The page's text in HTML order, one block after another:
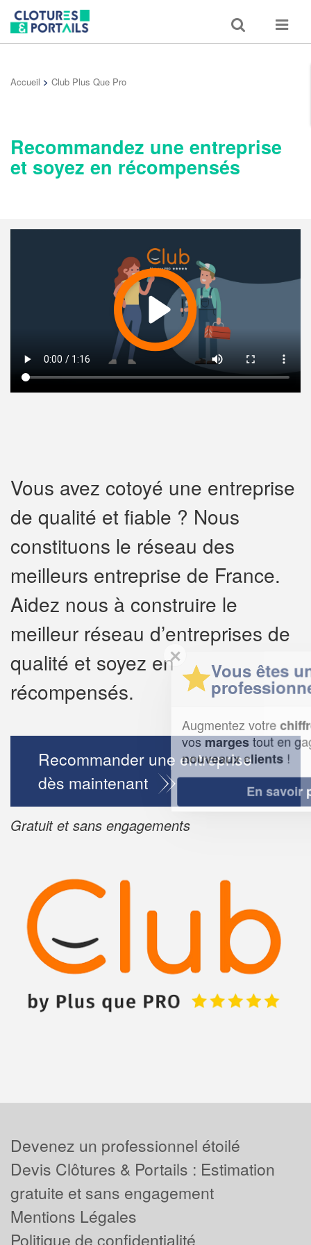
Toggle
search
Toggle
Accueil > Club Plus Que Pro
Recommandez une entreprise
et soyez en récompensés
Vous avez cotoyé une entreprise
de qualité et fiable ? Nous
constituons le réseau des
meilleurs entreprise de France.
Aidez nous à construire le
meilleur réseau d’entreprises de
qualité et soyez en
récompensés.
Recommander une entreprise
dès maintenant
Gratuit et sans engagements
✕
Vous êtes un
professionnel ?
Augmentez votrechiffre d'affaireset
vosmargestout en gagnant de
nouveaux clients!
En savoir plus
Devenez un professionnel étoilé
Devis Clôtures & Portails : Estimation
gratuite et sans engagement
Mentions Légales
Politique de confidentialité